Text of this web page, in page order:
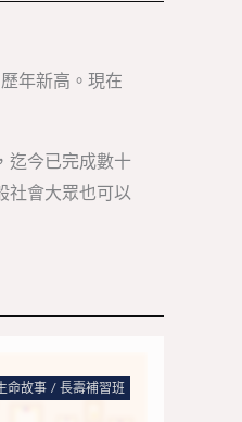
年新高。現在
迄今已完成數十
社會大眾也可以
命故事 / 長壽補習班